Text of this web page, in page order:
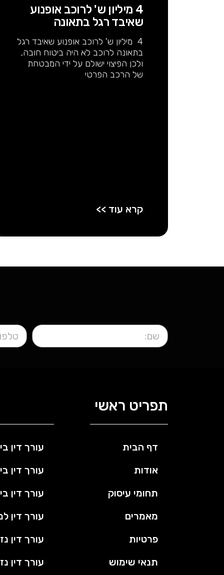
4 מיליון ש' לרוכב אופנוע
שאיבד רגל בתאונה
4 מיליון ש' לרוכב אופנוע שאיבד רגל
בתאונה לרוכב לא היה ביטוח חובה,
ולכן הפיצוי ישולם על ידי המבטחת
של הרכב הפרטי
קרא עוד >>
תפריט ראשי
דף הבית
אודות
תחומי עיסוק
מאמרים
פרטיות
תנאי שימוש
עורך דין
עורך דין
עורך דין
עורך דין
עורך דין
עורך דין